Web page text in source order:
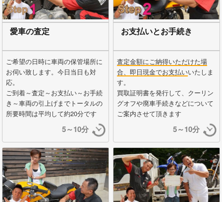
愛車の査定
ご希望の日時に車両の保管場所に
お伺い致します。今日当日も対
応。
ご到着～査定～お支払い～お手続
き～車両の引上げまでトータルの
所要時間は平均して約20分です
5～10分
お支払いとお手続き
査定金額にご納得いただけた場
合、即日現金でお支払いいたしま
す。
買取証明書を発行して、クーリン
グオフや廃車手続きなどについて
ご案内させて頂きます
5～10分